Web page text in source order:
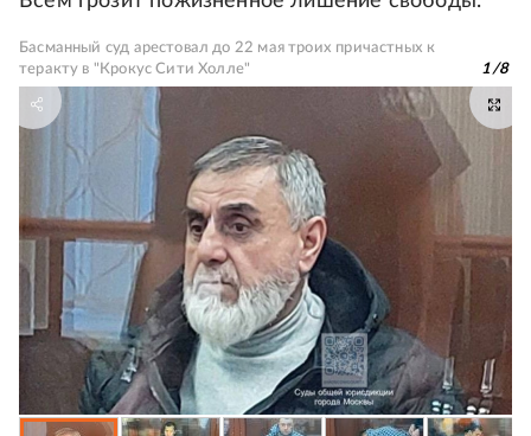
Басманный суд арестовал до 22 мая троих причастных к
теракту в "Крокус Сити Холле"
1/8